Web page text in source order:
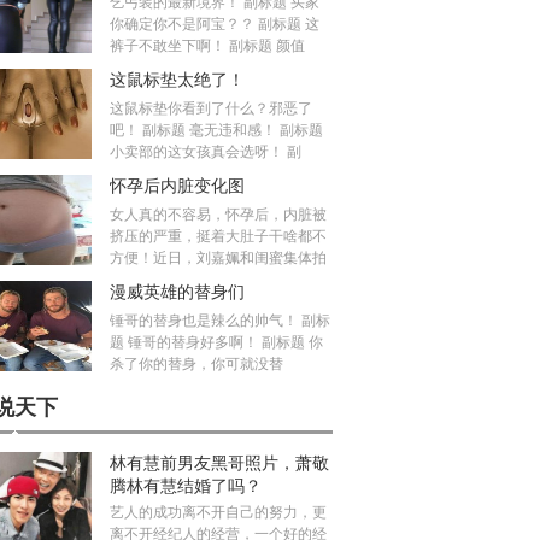
你确定你不是阿宝？？ 副标题 这
裤子不敢坐下啊！ 副标题 颜值
这鼠标垫太绝了！
这鼠标垫你看到了什么？邪恶了
吧！ 副标题 毫无违和感！ 副标题
小卖部的这女孩真会选呀！ 副
怀孕后内脏变化图
女人真的不容易，怀孕后，内脏被
挤压的严重，挺着大肚子干啥都不
方便！近日，刘嘉姵和闺蜜集体拍
漫威英雄的替身们
锤哥的替身也是辣么的帅气！ 副标
题 锤哥的替身好多啊！ 副标题 你
杀了你的替身，你可就没替
天下
林有慧前男友黑哥照片，萧敬
腾林有慧结婚了吗？
艺人的成功离不开自己的努力，更
离不开经纪人的经营，一个好的经